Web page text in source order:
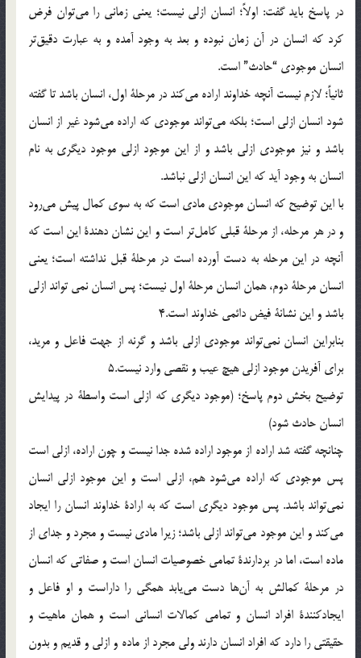
در پاسخ بايد گفت: اولاً؛ انسان ازلي نيست؛ يعني زماني را مي‌توان فرض
كرد كه انسان در آن زمان نبوده و بعد به وجود آمده و به عبارت دقيق‌تر
انسان موجودي “حادث” است.
ثانياً؛ لازم نيست آنچه خداوند اراده مي‌كند در مرحلة اول، انسان باشد تا گفته
شود انسان ازلي است؛ بلكه مي‌تواند موجودي كه اراده مي‌شود غير از انسان
باشد و نيز موجودي ازلي باشد و از اين موجود ازلي موجود ديگري به نام
انسان به وجود آيد كه اين انسان ازلي نباشد.
با اين توضيح كه انسان موجودي مادي است كه به سوي كمال پيش مي‌رود
و در هر مرحله، از مرحلة قبلي كامل‌تر است و اين نشان دهندة اين است كه
آنچه در اين مرحله به دست آورده است در مرحلة قبل نداشته است؛ يعني
انسان مرحلة دوم، همان انسان مرحلة اول نيست؛ پس انسان نمي تواند ازلي
باشد و اين نشانة فيض دائمي خداوند است.4
بنابراين انسان نمي‌تواند موجودي ازلي باشد و گرنه از جهت فاعل و مريد،
براي آفريدن موجود ازلي هيچ عيب و نقصي وارد نيست.5
توضيح بخش دوم پاسخ؛ (موجود ديگري كه ازلي است واسطة در پيدايش
انسان حادث شود)
چنانچه گفته شد اراده از موجود اراده شده جدا نیست و چون اراده، ازلي است
پس موجودي كه اراده مي‌شود هم، ازلي است و اين موجود ازلي انسان
نمي‌تواند باشد. پس موجود ديگري است كه به ارادة خداوند انسان را ايجاد
مي‌كند و اين موجود مي‌تواند ازلي باشد؛ زيرا مادي نيست و مجرد و جداي از
ماده است، اما در بردارندة تمامي خصوصيات انسان است و صفاتي كه انسان
در مرحلة كمالش به آن‌ها دست مي‌يابد همگي را داراست و او فاعل و
ايجادكنندة افراد انسان و تمامي كمالات انساني است و همان ماهيت و
حقيقتي را دارد كه افراد انسان دارند ولي مجرد از ماده و ازلي و قديم و بدون